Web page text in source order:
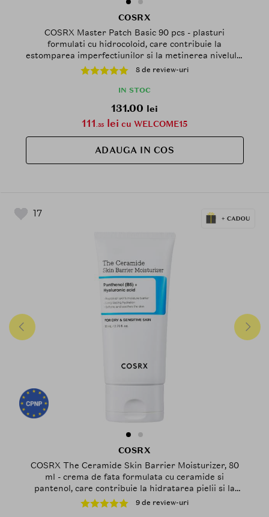
COSRX
COSRX Master Patch Basic 90 pcs - plasturi
formulati cu hidrocoloid, care contribuie la
estomparea imperfectiunilor si la metinerea nivelului
optim de hidratare pentru a preveni extinderea
problemelor
8 de review-uri
IN STOC
131.00 lei
111.35 lei cu WELCOME15
ADAUGA IN COS
17
COSRX
COSRX The Ceramide Skin Barrier Moisturizer, 80
ml - crema de fata formulata cu ceramide si
pantenol, care contribuie la hidratarea pielii si la
mentinerea barierei de protectie a pielii degradate,
sensibile sau predispuse la iritatii
9 de review-uri